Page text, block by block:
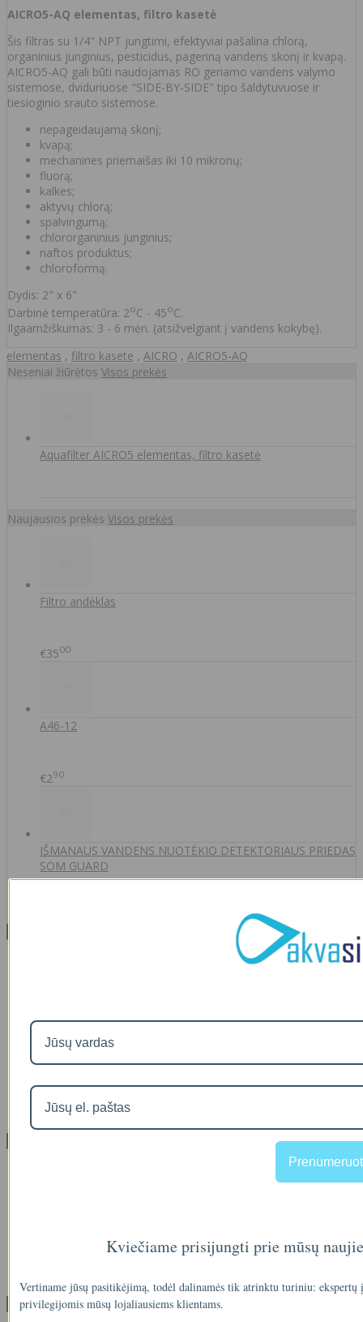
AICRO5-AQ elementas, filtro kasetė
Šis filtras su 1/4" NPT jungtimi, efektyviai pašalina chlorą,
organinius junginius, pesticidus, pageriną vandens skonį ir kvapą.
AICRO5-AQ gali būti naudojamas RO geriamo vandens valymo
sistemose, dviduriuose "SIDE-BY-SIDE" tipo šaldytuvuose ir
tiesioginio srauto sistemose.
nepageidaujamą skonį;
kvapą;
mechanines priemaišas iki 10 mikronų;
fluorą;
kalkes;
aktyvų chlorą;
spalvingumą;
chlororganinius junginius;
naftos produktus;
chloroformą.
Dydis: 2" x 6"
Darbinė temperatūra: 2oC - 45oC.
Ilgaamžiškumas: 3 - 6 mėn. (atsižvelgiant į vandens kokybę).
elementas , filtro kasete , AICRO , AICRO5-AQ
Neseniai žiūrėtos Visos prekės
Aquafilter AICRO5 elementas, filtro kasetė
Naujausios prekės Visos prekės
Filtro andėklas
€3500
A46-12
€290
IŠMANAUS VANDENS NUOTĖKIO DETEKTORIAUS PRIEDAS
SOM GUARD
Garantijos
NEMOKAMI VANDENS TYRIMAI
Privatumo politika
Atsiskaitymas IŠSIMOKĖTINAI
NAUJIENOS
Informacija pagal BDAR
Dovanų kuponai
Klientams
Kviečiame prisijungti prie mūsų
Vertiname jūsų pasitikėjimą, todėl dalinamės tik atrinktu turiniu:
privilegijomis mūsų lojaliausiems klientams.